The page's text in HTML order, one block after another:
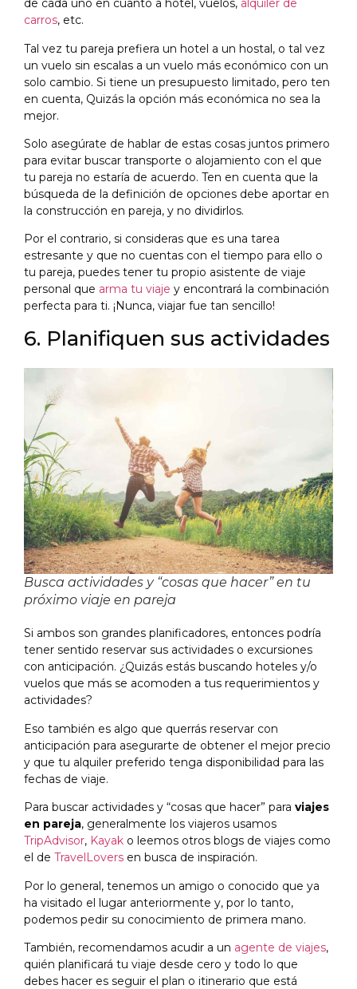
de cada uno en cuanto a hotel, vuelos, alquiler de
carros, etc.
Tal vez tu pareja prefiera un hotel a un hostal, o tal vez
un vuelo sin escalas a un vuelo más económico con un
solo cambio. Si tiene un presupuesto limitado, pero ten
en cuenta, Quizás la opción más económica no sea la
mejor.
Solo asegúrate de hablar de estas cosas juntos primero
para evitar buscar transporte o alojamiento con el que
tu pareja no estaría de acuerdo. Ten en cuenta que la
búsqueda de la definición de opciones debe aportar en
la construcción en pareja, y no dividirlos.
Por el contrario, si consideras que es una tarea
estresante y que no cuentas con el tiempo para ello o
tu pareja, puedes tener tu propio asistente de viaje
personal que arma tu viaje y encontrará la combinación
perfecta para ti. ¡Nunca, viajar fue tan sencillo!
6. Planifiquen sus actividades
Busca actividades y “cosas que hacer” en tu
próximo viaje en pareja
Si ambos son grandes planificadores, entonces podría
tener sentido reservar sus actividades o excursiones
con anticipación. ¿Quizás estás buscando hoteles y/o
vuelos que más se acomoden a tus requerimientos y
actividades?
Eso también es algo que querrás reservar con
anticipación para asegurarte de obtener el mejor precio
y que tu alquiler preferido tenga disponibilidad para las
fechas de viaje.
Para buscar actividades y “cosas que hacer” para viajes
en pareja, generalmente los viajeros usamos
TripAdvisor, Kayak o leemos otros blogs de viajes como
el de TravelLovers en busca de inspiración.
Por lo general, tenemos un amigo o conocido que ya
ha visitado el lugar anteriormente y, por lo tanto,
podemos pedir su conocimiento de primera mano.
También, recomendamos acudir a un agente de viajes,
quién planificará tu viaje desde cero y todo lo que
debes hacer es seguir el plan o itinerario que está